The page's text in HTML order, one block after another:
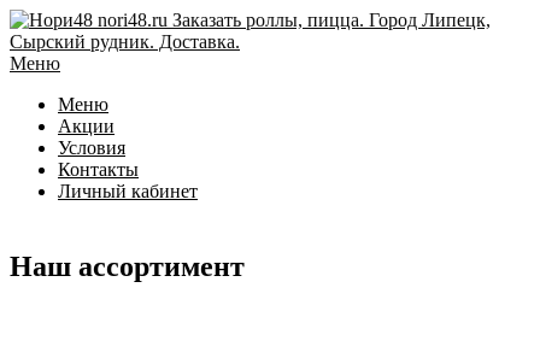
Перейти
к
содержимому
Меню
Меню
Акции
Условия
Контакты
Личный кабинет
Наш ассортимент